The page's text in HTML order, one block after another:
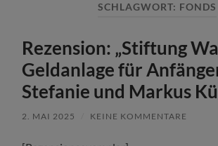
SCHLAGWORT: FONDS
Rezension: „Stiftung
Geldanlage für
Stefanie und Markus
2. MAI 2025 KEINE KOMMENTARE